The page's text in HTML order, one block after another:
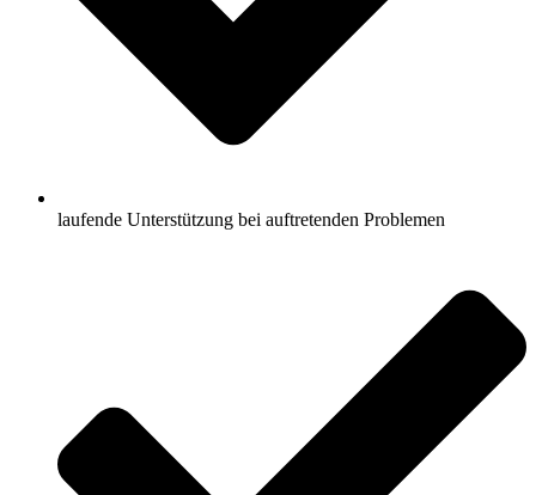
laufende Unterstützung bei auftretenden Problemen